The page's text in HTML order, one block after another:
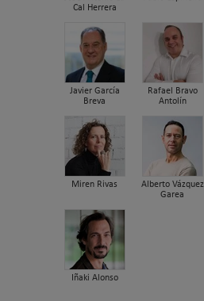
Cal Herrera
Javier García
Breva
Rafael Bravo
Antolín
Miren Rivas
Alberto Vázquez
Garea
Iñaki Alonso